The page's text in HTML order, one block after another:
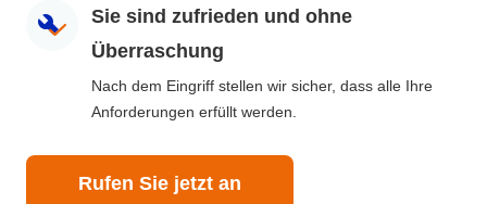
Sie sind zufrieden und ohne
Überraschung
Nach dem Eingriff stellen wir sicher, dass alle Ihre
Anforderungen erfüllt werden.
Rufen Sie jetzt an